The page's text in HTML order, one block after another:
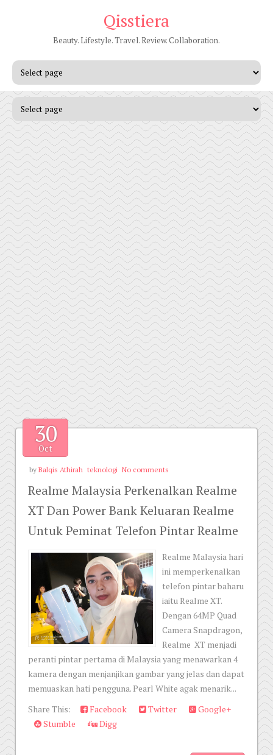
Qisstiera
Beauty. Lifestyle. Travel. Review. Collaboration.
30
Oct
by Balqis Athirah teknologi No comments
Realme Malaysia Perkenalkan Realme
XT Dan Power Bank Keluaran Realme
Untuk Peminat Telefon Pintar Realme
Realme Malaysia hari
ini memperkenalkan
telefon pintar baharu
iaitu Realme XT.
Dengan 64MP Quad
Camera Snapdragon,
Realme XT menjadi
peranti pintar pertama di Malaysia yang menawarkan 4
kamera dengan menjanjikan gambar yang jelas dan dapat
memuaskan hati pengguna. Pearl White agak menarik...
Share This:
Facebook Twitter
Google+
Stumble
Digg